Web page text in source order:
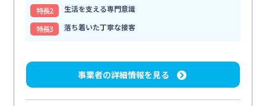
特⻑2
生活を支える専門意識
特⻑3
落ち着いた丁寧な接客
事業者の詳細情報を見る